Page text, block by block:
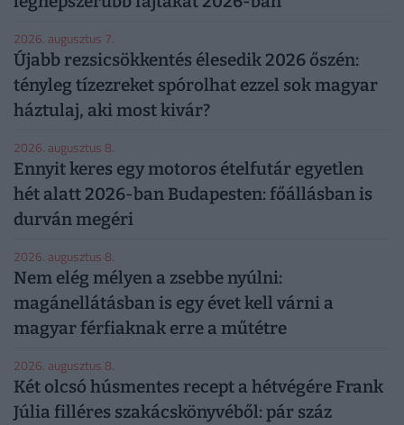
2026. augusztus 7.
Újabb rezsicsökkentés élesedik 2026 őszén:
tényleg tízezreket spórolhat ezzel sok magyar
háztulaj, aki most kivár?
2026. augusztus 8.
Ennyit keres egy motoros ételfutár egyetlen
hét alatt 2026-ban Budapesten: főállásban is
durván megéri
2026. augusztus 8.
Nem elég mélyen a zsebbe nyúlni:
magánellátásban is egy évet kell várni a
magyar férfiaknak erre a műtétre
2026. augusztus 8.
Két olcsó húsmentes recept a hétvégére Frank
Júlia filléres szakácskönyvéből: pár száz